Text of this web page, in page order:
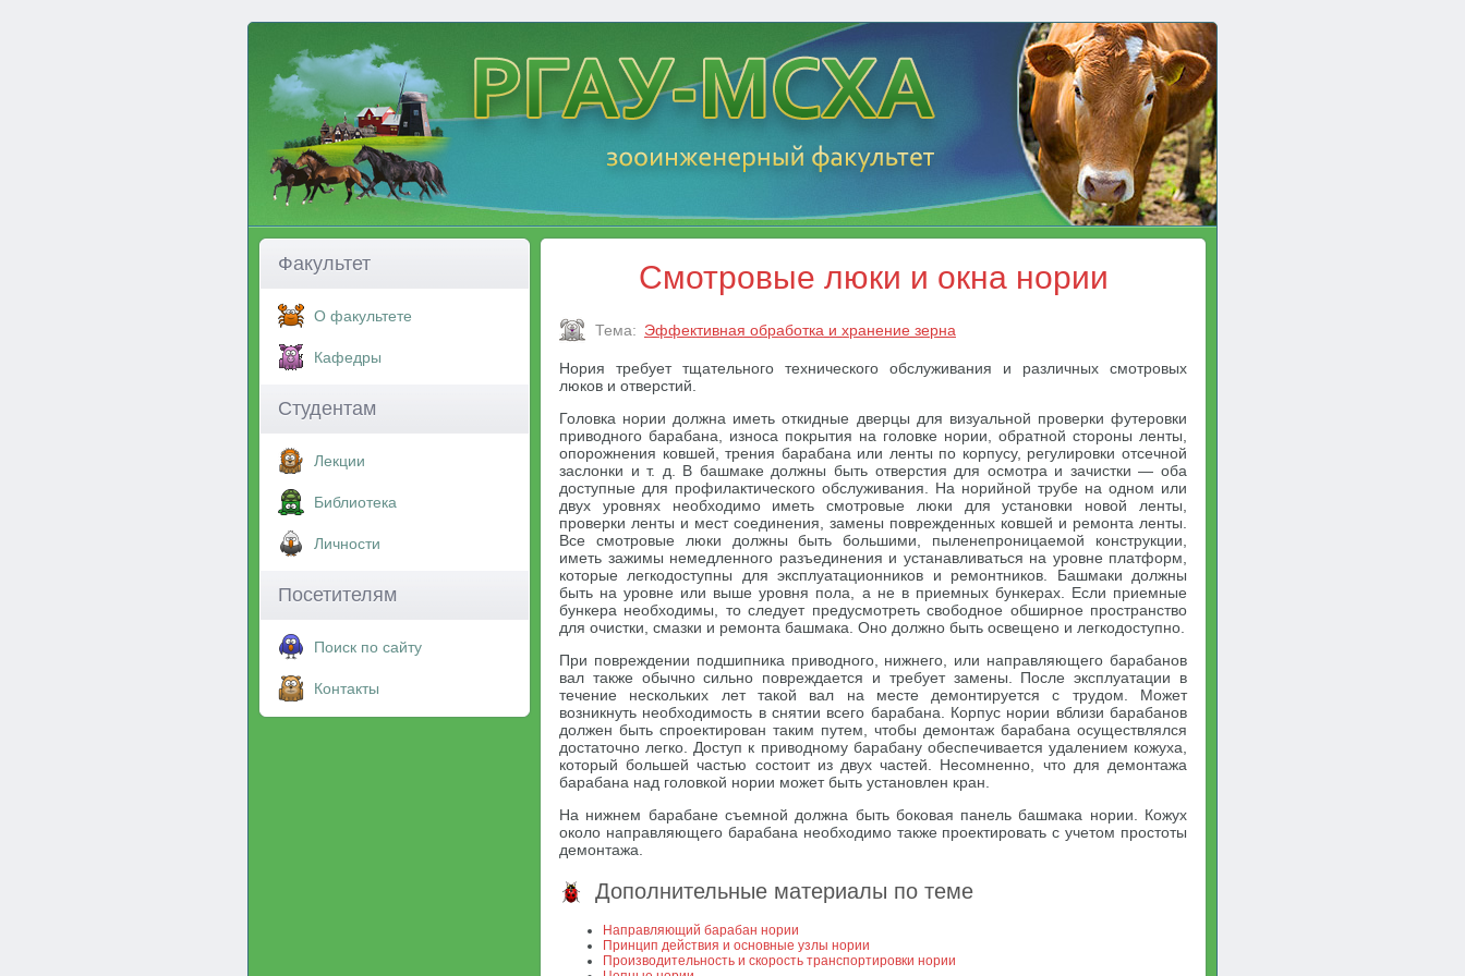
Факультет
О факультете
Кафедры
Студентам
Лекции
Библиотека
Личности
Посетителям
Поиск по сайту
Контакты
Смотровые люки и окна нории
Тема: Эффективная обработка и хранение зерна
Нория требует тщательного технического обслуживания и различных смотровых
люков и отверстий.
Головка нории должна иметь откидные дверцы для визуальной проверки футеровки
приводного барабана, износа покрытия на головке нории, обратной стороны ленты,
опорожнения ковшей, трения барабана или ленты по корпусу, регулировки отсечной
заслонки и т. д. В башмаке должны быть отверстия для осмотра и зачистки — оба
доступные для профилактического обслуживания. На норийной трубе на одном или
двух уровнях необходимо иметь смотровые люки для установки новой ленты,
проверки ленты и мест соединения, замены поврежденных ковшей и ремонта ленты.
Все смотровые люки должны быть большими, пыленепроницаемой конструкции,
иметь зажимы немедленного разъединения и устанавливаться на уровне платформ,
которые легкодоступны для эксплуатационников и ремонтников. Башмаки должны
быть на уровне или выше уровня пола, а не в приемных бункерах. Если приемные
бункера необходимы, то следует предусмотреть свободное обширное пространство
для очистки, смазки и ремонта башмака. Оно должно быть освещено и легкодоступно.
При повреждении подшипника приводного, нижнего, или направляющего барабанов
вал также обычно сильно повреждается и требует замены. После эксплуатации в
течение нескольких лет такой вал на месте демонтируется с трудом. Может
возникнуть необходимость в снятии всего барабана. Корпус нории вблизи барабанов
должен быть спроектирован таким путем, чтобы демонтаж барабана осуществлялся
достаточно легко. Доступ к приводному барабану обеспечивается удалением кожуха,
который большей частью состоит из двух частей. Несомненно, что для демонтажа
барабана над головкой нории может быть установлен кран.
На нижнем барабане съемной должна быть боковая панель башмака нории. Кожух
около направляющего барабана необходимо также проектировать с учетом простоты
демонтажа.
Дополнительные материалы по теме
Направляющий барабан нории
Принцип действия и основные узлы нории
Производительность и скорость транспортировки нории